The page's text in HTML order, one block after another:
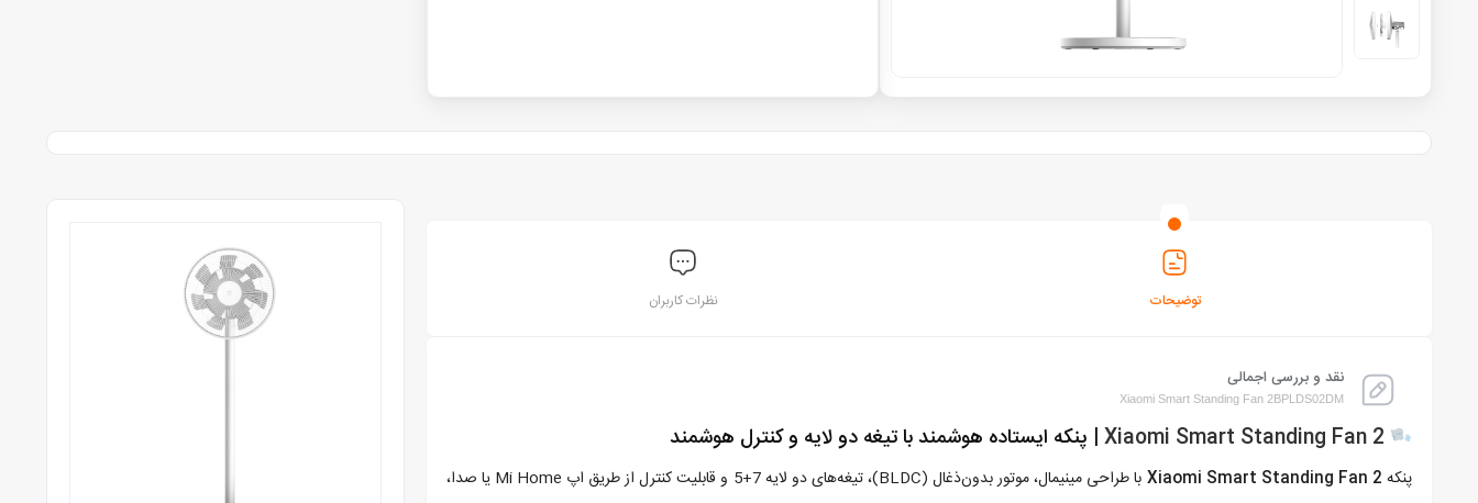
توضیحات نظرات کاربران
نقد و بررسی اجمالی
Xiaomi Smart Standing Fan 2BPLDS02DM
Xiaomi Smart Standing Fan 2 | پنکه ایستاده هوشمند با تیغه دو لایه و کنترل هوشمند
پنکه Xiaomi Smart Standing Fan 2
با طراحی مینیمال، موتور بدون‌ذغال (BLDC)، تیغه‌های دو لایه 7+5 و قابلیت کنترل از طریق اپ Mi Home یا صدا،